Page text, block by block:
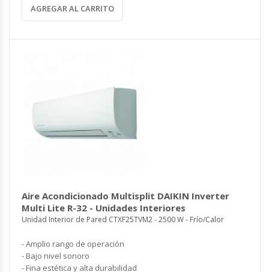
AGREGAR AL CARRITO
Aire Acondicionado Multisplit DAIKIN Inverter
Multi Lite R-32 - Unidades Interiores
Unidad Interior de Pared CTXF25TVM2 - 2500 W - Frío/Calor
- Amplio rango de operación
- Bajo nivel sonoro
- Fina estética y alta durabilidad